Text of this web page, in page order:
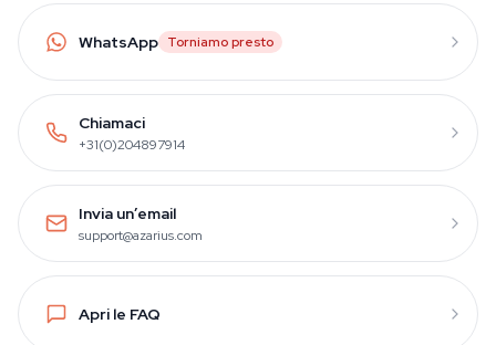
WhatsApp Torniamo presto
Chiamaci
+31(0)204897914
Invia un’email
support@azarius.com
Apri le FAQ